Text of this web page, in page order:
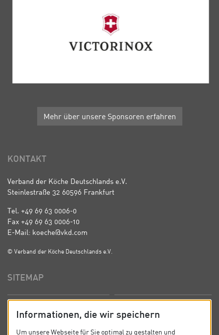
Mehr über unsere Sponsoren erfahren
KONTAKT
Verband der Köche Deutschlands e.V.
Steinlestraße 32 60596 Frankfurt
Tel. +49 69 63 0006-0
Fax +49 69 63 0006-10
E-Mail: koeche@vkd.com
© Verband der Köche Deutschlands e.V.
SITEMAP
Informationen, die wir speichern
Um unsere Webseite für Sie optimal zu gestalten und